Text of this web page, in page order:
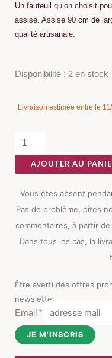
Un fauteuil qu’on choisit
assise. Assise 90 cm de
qualité artisanale.
Disponibilité : 2 en stock
Livraison estimée entre le
quantité
Fauteuil
Naturel
Kaki
Paoha
AJOUTER AU
Vous êtes absent
Pas de problème, dites
commentaires, à partir
Dans tous les cas, la
Être averti des offres
newsletter
Email *
JE M'INSCRIS